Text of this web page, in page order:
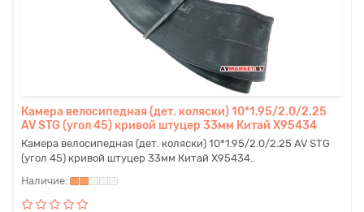
Камера велосипедная (дет. коляски) 10*1.95/2.0/2.25
AV STG (угол 45) кривой штуцер 33мм Китай X95434
Камера велосипедная (дет. коляски) 10*1.95/2.0/2.25 AV STG
(угол 45) кривой штуцер 33мм Китай X95434..